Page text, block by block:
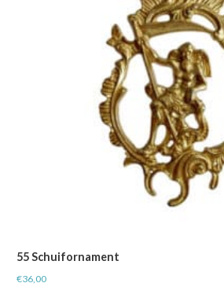
55 Schuifornament
€36,00